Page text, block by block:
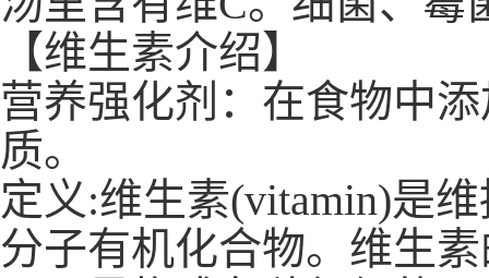
【维生素介绍】
营养强化剂：在食物中
质。
定义:维生素(vitamin)是
分子有机化合物。维生